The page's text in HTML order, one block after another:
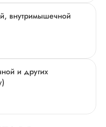
внутримышечной
и других